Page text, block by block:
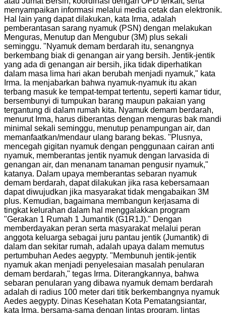
menyampaikan informasi melalui media cetak dan elektronik.
Hal lain yang dapat dilakukan, kata Irma, adalah
pemberantasan sarang nyamuk (PSN) dengan melakukan
Menguras, Menutup dan Mengubur (3M) plus sekali
seminggu. "Nyamuk demam berdarah itu, senangnya
berkembang biak di genangan air yang bersih. Jentik-jentik
yang ada di genangan air bersih, jika tidak diperhatikan
dalam masa lima hari akan berubah menjadi nyamuk," kata
Irma. Ia menjabarkan bahwa nyamuk-nyamuk itu akan
terbang masuk ke tempat-tempat tertentu, seperti kamar tidur,
bersembunyi di tumpukan barang maupun pakaian yang
tergantung di dalam rumah kita. Nyamuk demam berdarah,
menurut Irma, harus diberantas dengan menguras bak mandi
minimal sekali seminggu, menutup penampungan air, dan
memanfaatkan/mendaur ulang barang bekas. "Plusnya,
mencegah gigitan nyamuk dengan penggunaan cairan anti
nyamuk, memberantas jentik nyamuk dengan larvasida di
genangan air, dan menanam tanaman pengusir nyamuk,"
katanya. Dalam upaya memberantas sebaran nyamuk
demam berdarah, dapat dilakukan jika rasa kebersamaan
dapat diwujudkan jika masyarakat tidak mengabaikan 3M
plus. Kemudian, bagaimana membangun kerjasama di
tingkat kelurahan dalam hal menggalakkan program
"Gerakan 1 Rumah 1 Jumantik (G1R1J)." Dengan
memberdayakan peran serta masyarakat melalui peran
anggota keluarga sebagai juru pantau jentik (Jumantik) di
dalam dan sekitar rumah, adalah upaya dalam memutus
pertumbuhan Aedes aegypty. "Membunuh jentik-jentik
nyamuk akan menjadi penyelesaian masalah penularan
demam berdarah," tegas Irma. Diterangkannya, bahwa
sebaran penularan yang dibawa nyamuk demam berdarah
adalah di radius 100 meter dari titik berkembangnya nyamuk
Aedes aegypty. Dinas Kesehatan Kota Pematangsiantar,
kata Irma, bersama-sama dengan lintas program, lintas